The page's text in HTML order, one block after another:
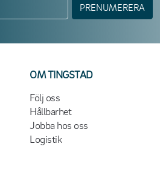
PRENUMERERA
OM TINGSTAD
Följ oss
Hållbarhet
Jobba hos oss
Logistik